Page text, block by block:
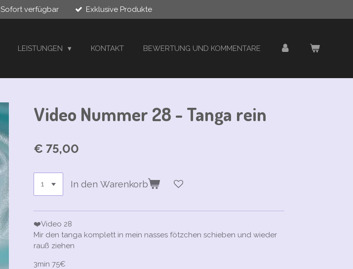
Sofort verfügbar Exklusive Produkte
LEISTUNGEN KONTAKT BEWERTUNG UND KOMMENTARE
Video Nummer 28 - Tanga rein
€ 75,00
In den Warenkorb
❤️Video 28
Mir den tanga komplett in mein nasses fötzchen schieben und wieder
rauß ziehen
3min 75€